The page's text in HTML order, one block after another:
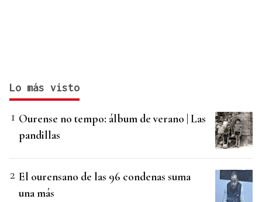
Lo más visto
Ourense no tempo: álbum de verano | Las
pandillas
El ourensano de las 96 condenas suma
una más